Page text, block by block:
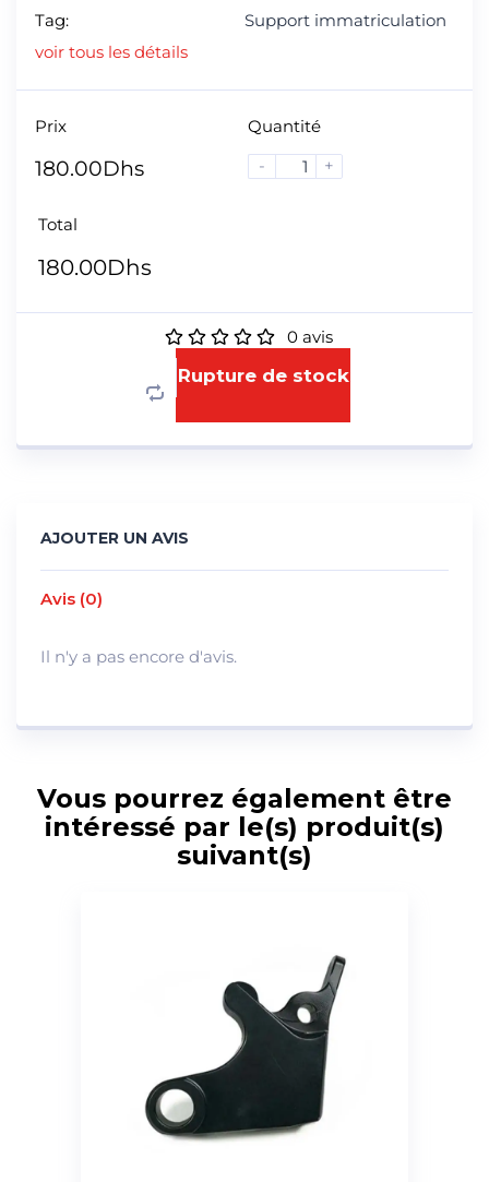
Tag:
Support immatriculation
voir tous les détails
Prix
180.00Dhs
Quantité
-
+
Total
180.00Dhs
0avis
Rupture de stock
AJOUTER UN AVIS
Avis (0)
Il n'y a pas encore d'avis.
Vous pourrez également être
intéressé par le(s) produit(s)
suivant(s)